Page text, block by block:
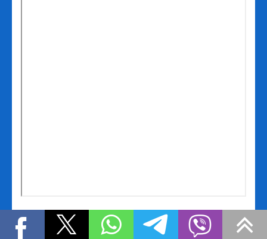
Географія